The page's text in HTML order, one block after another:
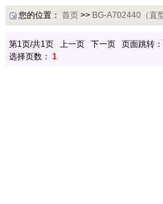
您的位置： 首页 >> BG-A702440（直
第1页/共1页 上一页 下一页 页面跳转：
选择页数： 1